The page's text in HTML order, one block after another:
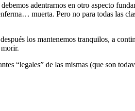
adentrarnos en otro aspecto
muerta. Pero no para todas las
los mantenemos tranquilos, a
“legales” de las mismas (que son